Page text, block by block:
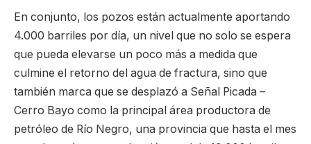
En conjunto, los pozos están actualmente aportando
4.000 barriles por día, un nivel que no solo se espera
que pueda elevarse un poco más a medida que
culmine el retorno del agua de fractura, sino que
también marca que se desplazó a Señal Picada –
Cerro Bayo como la principal área productora de
petróleo de Río Negro, una provincia que hasta el mes